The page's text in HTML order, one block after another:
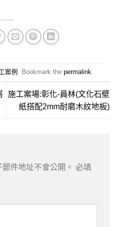
案例 . Bookmark the permalink.
施工案場:彰化-員林(文化石壁
紙搭配2mm耐磨木紋地板)
件地址不會公開。 必填